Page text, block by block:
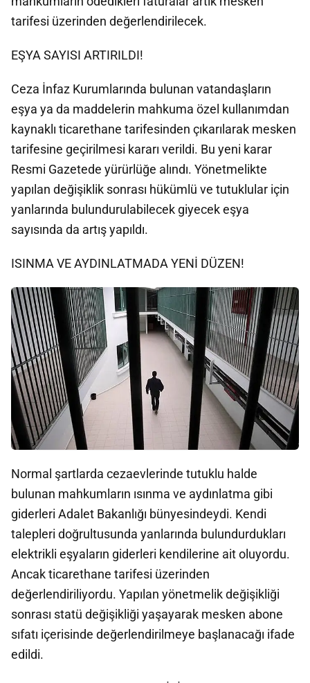
tarifesi üzerinden değerlendirilecek.
EŞYA SAYISI ARTIRILDI!
Ceza İnfaz Kurumlarında bulunan vatandaşların
eşya ya da maddelerin mahkuma özel kullanımdan
kaynaklı ticarethane tarifesinden çıkarılarak mesken
tarifesine geçirilmesi kararı verildi. Bu yeni karar
Resmi Gazetede yürürlüğe alındı. Yönetmelikte
yapılan değişiklik sonrası hükümlü ve tutuklular için
yanlarında bulundurulabilecek giyecek eşya
sayısında da artış yapıldı.
ISINMA VE AYDINLATMADA YENİ DÜZEN!
Normal şartlarda cezaevlerinde tutuklu halde
bulunan mahkumların ısınma ve aydınlatma gibi
giderleri Adalet Bakanlığı bünyesindeydi. Kendi
talepleri doğrultusunda yanlarında bulundurdukları
elektrikli eşyaların giderleri kendilerine ait oluyordu.
Ancak ticarethane tarifesi üzerinden
değerlendiriliyordu. Yapılan yönetmelik değişikliği
sonrası statü değişikliği yaşayarak mesken abone
sıfatı içerisinde değerlendirilmeye başlanacağı ifade
edildi.